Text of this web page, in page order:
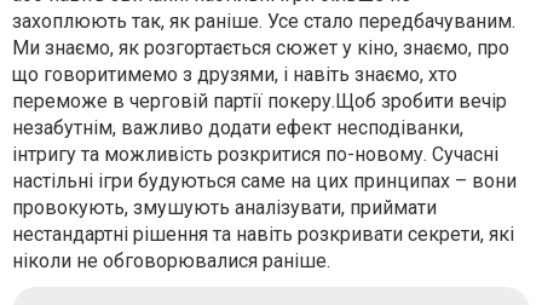
захоплюють так, як раніше. Усе стало передбачуваним.
Ми знаємо, як розгортається сюжет у кіно, знаємо, про
що говоритимемо з друзями, і навіть знаємо, хто
переможе в черговій партії покеру.Щоб зробити вечір
незабутнім, важливо додати ефект несподіванки,
інтригу та можливість розкритися по-новому. Сучасні
настільні ігри будуються саме на цих принципах – вони
провокують, змушують аналізувати, приймати
нестандартні рішення та навіть розкривати секрети, які
ніколи не обговорювалися раніше.